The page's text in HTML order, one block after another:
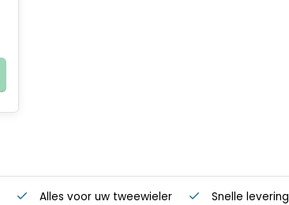
Alles voor uw tweewieler Snelle levering